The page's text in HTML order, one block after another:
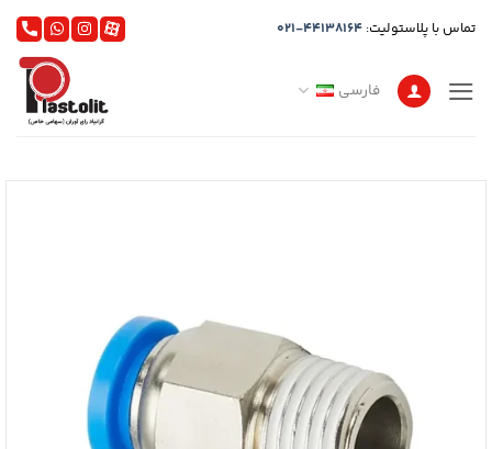
تماس با پلاستولیت: 021-44138164
فارسی